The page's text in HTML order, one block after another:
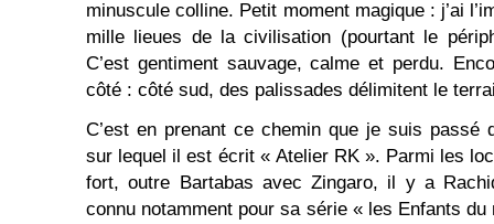
minuscule colline. Petit moment magique : j’ai
mille lieues de la civilisation (pourtant le
C’est gentiment sauvage, calme et perdu.
côté : côté sud, des palissades délimitent le
C’est en prenant ce chemin que je suis passé
sur lequel il est écrit « Atelier RK ». Parmi les
fort, outre Bartabas avec Zingaro, il y a
connu notamment pour sa série « les Enfants